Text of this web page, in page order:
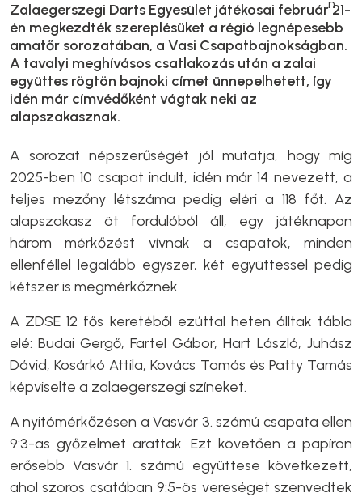
Zalaegerszegi Darts Egyesület játékosai február 21-
én megkezdték szereplésüket a régió legnépesebb
amatőr sorozatában, a Vasi Csapatbajnokságban.
A tavalyi meghívásos csatlakozás után a zalai
együttes rögtön bajnoki címet ünnepelhetett, így
idén már címvédőként vágtak neki az
alapszakasznak.
A sorozat népszerűségét jól mutatja, hogy míg
2025-ben 10 csapat indult, idén már 14 nevezett, a
teljes mezőny létszáma pedig eléri a 118 főt. Az
alapszakasz öt fordulóból áll, egy játéknapon
három mérkőzést vívnak a csapatok, minden
ellenféllel legalább egyszer, két együttessel pedig
kétszer is megmérkőznek.
A ZDSE 12 fős keretéből ezúttal heten álltak tábla
elé: Budai Gergő, Fartel Gábor, Hart László, Juhász
Dávid, Kosárkó Attila, Kovács Tamás és Patty Tamás
képviselte a zalaegerszegi színeket.
A nyitómérkőzésen a Vasvár 3. számú csapata ellen
9:3-as győzelmet arattak. Ezt követően a papíron
erősebb Vasvár 1. számú együttese következett,
ahol szoros csatában 9:5-ös vereséget szenvedtek